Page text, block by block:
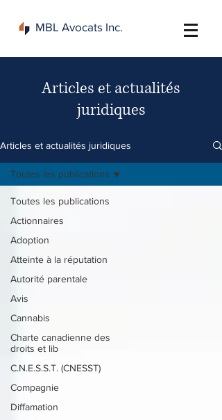
MBL Avocats Inc.
Articles et actualités
juridiques
Articles et actualités juridiques
Toutes les publications
Actionnaires
Adoption
Atteinte à la réputation
Autorité parentale
Avis
Cannabis
Charte canadienne des
droits et lib
C.N.E.S.S.T. (CNESST)
Compagnie
Diffamation
Toutes les publications